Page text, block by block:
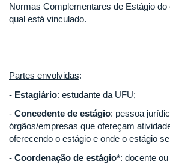
Normas Complementares de Estágio
qual está vinculado.
Partes envolvidas:
- Estagiário: estudante da UFU;
- Concedente de estágio: pessoa
órgãos/empresas que ofereçam
oferecendo o estágio e onde o estágio
- Coordenação de estágio*: docente